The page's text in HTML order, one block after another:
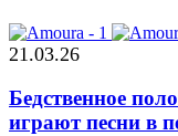
21.03.26
Бедственное
играют песни в